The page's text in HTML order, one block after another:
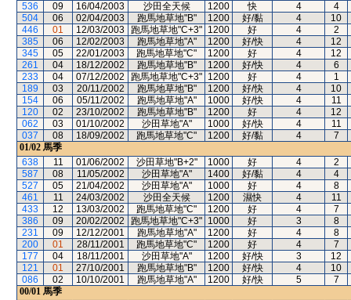
536
09 16/04/2003 沙田全天候 1200 快 4
4
504
06 02/04/2003 跑馬地草地"B" 1200 好/黏 4
10
446
01 12/03/2003 跑馬地草地"C+3" 1200 好 4
2
385
06 12/02/2003 跑馬地草地"A" 1200 好/快 4
12
345
05 22/01/2003 跑馬地草地"C" 1200 好 4
12
261
04 18/12/2002 跑馬地草地"B" 1200 好/快 4
6
233
04 07/12/2002 跑馬地草地"C+3" 1200 好 4
1
189
03 20/11/2002 跑馬地草地"B" 1200 好/快 4
10
154
06 05/11/2002 跑馬地草地"A" 1000 好/快 4
11
120
02 23/10/2002 跑馬地草地"B" 1200 好 4
12
062
03 01/10/2002 沙田草地"A" 1000 好/快 4
11
037
08 18/09/2002 跑馬地草地"C" 1200 好/黏 4
7
01/02 馬季
638
11 01/06/2002 沙田草地"B+2" 1000 好 4
2
587
08 11/05/2002 沙田草地"A" 1400 好/黏 4
4
527
05 21/04/2002 沙田草地"A" 1000 好 4
8
461
11 24/03/2002 沙田全天候 1200 濕快 4
11
433
12 13/03/2002 跑馬地草地"C" 1200 好 4
7
386
09 20/02/2002 跑馬地草地"C+3" 1000 好 3
8
231
09 12/12/2001 跑馬地草地"A" 1200 好 4
8
200
01 28/11/2001 跑馬地草地"C" 1200 好 4
7
177
04 18/11/2001 沙田草地"A" 1200 好/快 3
12
121
01 27/10/2001 跑馬地草地"B" 1200 好/快 4
10
086
02 10/10/2001 跑馬地草地"A" 1200 好/快 5
7
00/01 馬季